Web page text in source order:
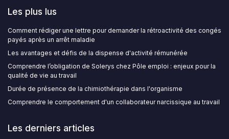
Les plus lus
Comment rédiger une lettre pour demander la rétroactivité des congés
payés après un arrêt maladie
Les avantages et défis de la dispense d'activité rémunérée
Comprendre l’obligation de Solerys chez Pôle emploi : enjeux pour la
qualité de vie au travail
Durée de présence de la chimiothérapie dans l'organisme
Comprendre le comportement d'un collaborateur narcissique au travail
Les derniers articles